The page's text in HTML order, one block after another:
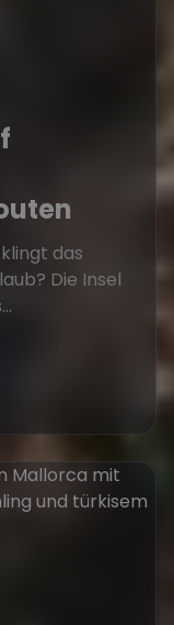
das
Die Insel